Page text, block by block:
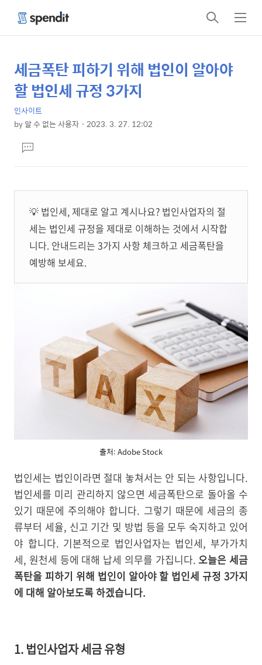
검
색
메
뉴
상
세
컨
텐
본
문
제
목
세금폭탄 피하기 위해 법인이 알아야
할 법인세 규정 3가지
인사이트
by알 수 없는 사용자 2023. 3. 27. 12:02
문댓
글
💡 법인세, 제대로 알고 계시나요? 법인사업자의 절
세는 법인세 규정을 제대로 이해하는 것에서 시작합
니다. 안내드리는 3가지 사항 체크하고 세금폭탄을
예방해 보세요.
출처: Adobe Stock
법인세는 법인이라면 절대 놓쳐서는 안 되는 사항입니다.
법인세를 미리 관리하지 않으면 세금폭탄으로 돌아올 수
있기 때문에 주의해야 합니다. 그렇기 때문에 세금의 종
류부터 세율, 신고 기간 및 방법 등을 모두 숙지하고 있어
야 합니다. 기본적으로 법인사업자는 법인세, 부가가치
세, 원천세 등에 대해 납세 의무를 가집니다. 오늘은 세금
폭탄을 피하기 위해 법인이 알아야 할 법인세 규정 3가지
에 대해 알아보도록 하겠습니다.
1. 법인사업자 세금 유형